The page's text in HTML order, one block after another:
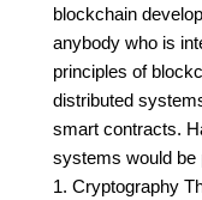
blockchain
anybody who is
principles of
distributed
smart contracts.
systems would be
1. Cryptography